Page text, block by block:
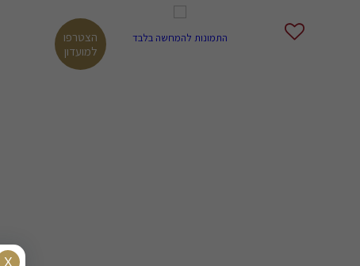
הצטרפו
למועדון
התמונות להמחשה בלבד